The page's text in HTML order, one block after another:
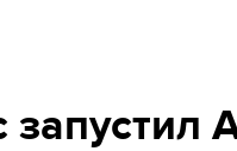
Экономика
запустил